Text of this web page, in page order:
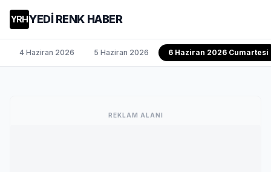
YRHYEDİ RENK HABER
4 Haziran 2026 5 Haziran 2026 6 Haziran 2026 Cumartesi
REKLAM ALANI